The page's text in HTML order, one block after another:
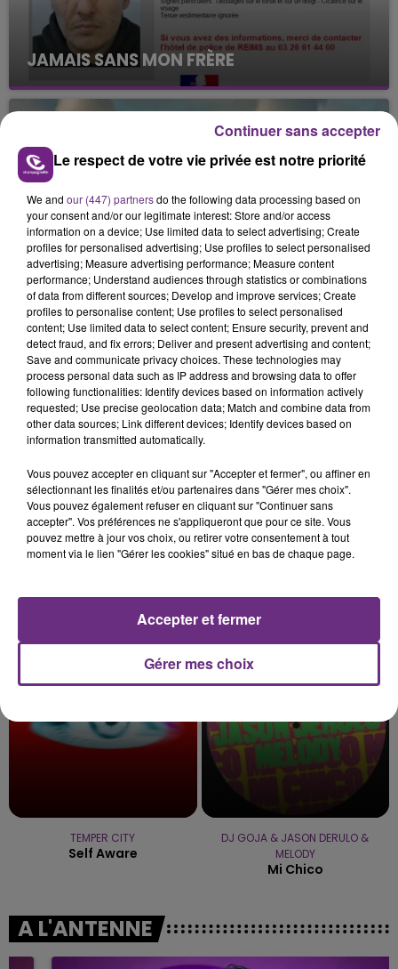
JAMAIS SANS MON FRÈRE
Julien Fourel n'a plus donné signé de vie depuis 5
mois. Sa sœur poursuit ses recherches pour le
LA CENTRALE NUCLÉAIRE DE CHOOZ
TOUJOURS À L'ARRÊT
Cela fait déjà une semaine que la centrale
nucléaire ardennaise est à l'arrêt. Une situation
justifiée par la sécheresse intense qui est toujours
présente.
TITRES DIFFUSÉS
13h06
13h06
ALEX WARREN
13h03
13h03
DES'REE
TEMPER CITY
Self Aware
12h58
12h58
DJ GOJA & JASON DERULO &
MELODY
Mi Chico
A L'ANTENNE
Le respect de votre vie privée est notre priorité
We and our (447) partnersdo the following data processing based on
your consent and/or our legitimate interest: Store and/or access
information on a device; Use limited data to select advertising; Create
profiles for personalised advertising; Use profiles to select personalised
advertising; Measure advertising performance; Measure content
performance; Understand audiences through statistics or combinations
of data from different sources; Develop and improve services; Create
profiles to personalise content; Use profiles to select personalised
content; Use limited data to select content; Ensure security, prevent and
detect fraud, and fix errors; Deliver and present advertising and content;
Save and communicate privacy choices. These technologies may
process personal data such as IP address and browsing data to offer
following functionalities: Identify devices based on information actively
requested; Use precise geolocation data; Match and combine data from
other data sources; Link different devices; Identify devices based on
information transmitted automatically.
Vous pouvez accepter en cliquant sur "Accepter et fermer", ou affiner en
sélectionnant les finalités et/ou partenaires dans "Gérer mes choix".
Vous pouvez également refuser en cliquant sur "Continuer sans
accepter". Vos préférences ne s'appliqueront que pour ce site. Vous
pouvez mettre à jour vos choix, ou retirer votre consentement à tout
moment via le lien "Gérer les cookies" situé en bas de chaque page.
Gérer mes choix
Accepter et fermer
Continuer sans accepter